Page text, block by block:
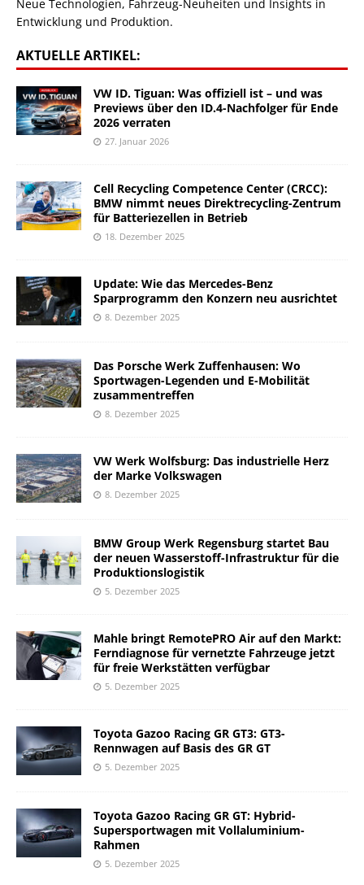
Neue Technologien, Fahrzeug-Neuheiten und Insights in
Entwicklung und Produktion.
AKTUELLE ARTIKEL:
VW ID. Tiguan: Was offiziell ist – und was
Previews über den ID.4-Nachfolger für Ende
2026 verraten
27. Januar 2026
Cell Recycling Competence Center (CRCC):
BMW nimmt neues Direktrecycling-Zentrum
für Batteriezellen in Betrieb
18. Dezember 2025
Update: Wie das Mercedes-Benz
Sparprogramm den Konzern neu ausrichtet
8. Dezember 2025
Das Porsche Werk Zuffenhausen: Wo
Sportwagen-Legenden und E-Mobilität
zusammentreffen
8. Dezember 2025
VW Werk Wolfsburg: Das industrielle Herz
der Marke Volkswagen
8. Dezember 2025
BMW Group Werk Regensburg startet Bau
der neuen Wasserstoff-Infrastruktur für die
Produktionslogistik
5. Dezember 2025
Mahle bringt RemotePRO Air auf den Markt:
Ferndiagnose für vernetzte Fahrzeuge jetzt
für freie Werkstätten verfügbar
5. Dezember 2025
Toyota Gazoo Racing GR GT3: GT3-
Rennwagen auf Basis des GR GT
5. Dezember 2025
Toyota Gazoo Racing GR GT: Hybrid-
Supersportwagen mit Vollaluminium-
Rahmen
5. Dezember 2025